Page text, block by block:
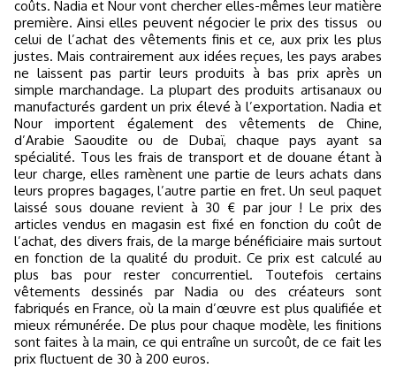
coûts. Nadia et Nour vont chercher elles-mêmes leur matière
première. Ainsi elles peuvent négocier le prix des tissus ou
celui de l’achat des vêtements finis et ce, aux prix les plus
justes. Mais contrairement aux idées reçues, les pays arabes
ne laissent pas partir leurs produits à bas prix après un
simple marchandage. La plupart des produits artisanaux ou
manufacturés gardent un prix élevé à l’exportation. Nadia et
Nour importent également des vêtements de Chine,
d’Arabie Saoudite ou de Dubaï, chaque pays ayant sa
spécialité. Tous les frais de transport et de douane étant à
leur charge, elles ramènent une partie de leurs achats dans
leurs propres bagages, l’autre partie en fret. Un seul paquet
laissé sous douane revient à 30 € par jour ! Le prix des
articles vendus en magasin est fixé en fonction du coût de
l’achat, des divers frais, de la marge bénéficiaire mais surtout
en fonction de la qualité du produit. Ce prix est calculé au
plus bas pour rester concurrentiel. Toutefois certains
vêtements dessinés par Nadia ou des créateurs sont
fabriqués en France, où la main d’œuvre est plus qualifiée et
mieux rémunérée. De plus pour chaque modèle, les finitions
sont faites à la main, ce qui entraîne un surcoût, de ce fait les
prix fluctuent de 30 à 200 euros.